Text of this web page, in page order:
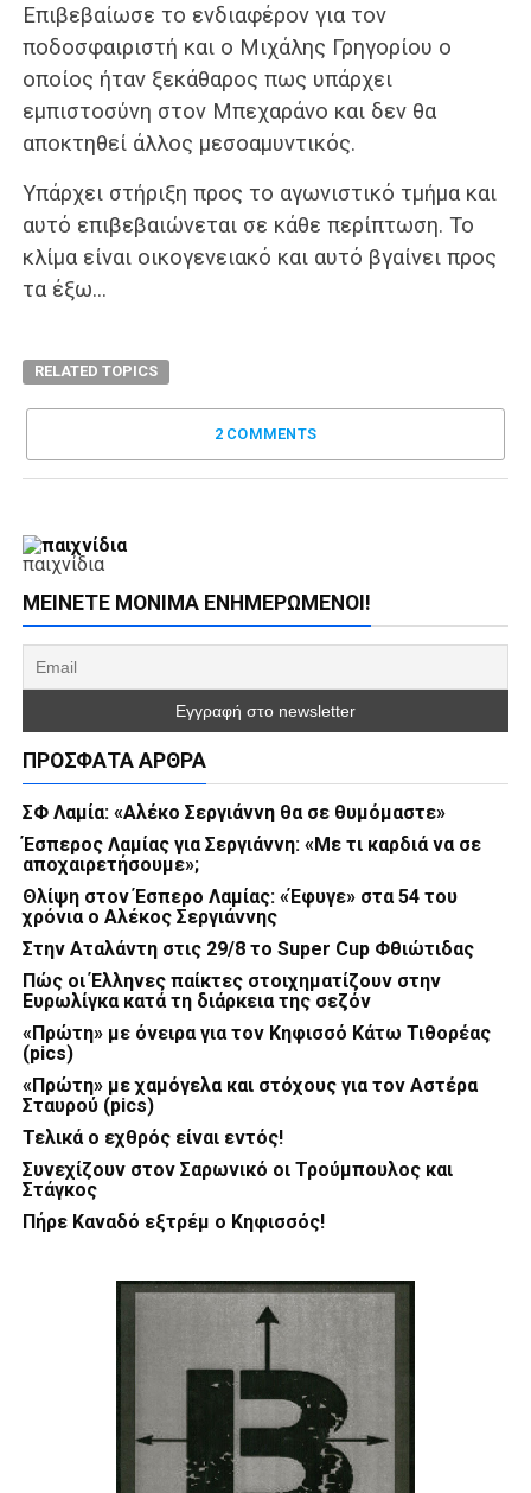
Επιβεβαίωσε το ενδιαφέρον για τον
ποδοσφαιριστή και ο Μιχάλης Γρηγορίου ο
οποίος ήταν ξεκάθαρος πως υπάρχει
εμπιστοσύνη στον Μπεχαράνο και δεν θα
αποκτηθεί άλλος μεσοαμυντικός.
Υπάρχει στήριξη προς το αγωνιστικό τμήμα και
αυτό επιβεβαιώνεται σε κάθε περίπτωση. Το
κλίμα είναι οικογενειακό και αυτό βγαίνει προς
τα έξω…
RELATED TOPICS
2 COMMENTS
παιχνίδια
ΜΕΊΝΕΤΕ ΜΌΝΙΜΑ ΕΝΗΜΕΡΏΜΕΝΟΙ!
ΠΡΌΣΦΑΤΑ ΆΡΘΡΑ
ΣΦ Λαμία: «Αλέκο Σεργιάννη θα σε θυμόμαστε»
Έσπερος Λαμίας για Σεργιάννη: «Με τι καρδιά να σε
αποχαιρετήσουμε»;
Θλίψη στον Έσπερο Λαμίας: «Έφυγε» στα 54 του
χρόνια ο Αλέκος Σεργιάννης
Στην Αταλάντη στις 29/8 το Super Cup Φθιώτιδας
Πώς οι Έλληνες παίκτες στοιχηματίζουν στην
Ευρωλίγκα κατά τη διάρκεια της σεζόν
«Πρώτη» με όνειρα για τον Κηφισσό Κάτω Τιθορέας
(pics)
«Πρώτη» με χαμόγελα και στόχους για τον Αστέρα
Σταυρού (pics)
Τελικά ο εχθρός είναι εντός!
Συνεχίζουν στον Σαρωνικό οι Τρούμπουλος και
Στάγκος
Πήρε Καναδό εξτρέμ ο Κηφισσός!